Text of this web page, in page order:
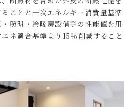
ことと一次エネルギー消費量基準
・照明・冷暖房設備等の性能値を用
ネ適合基準より15％削減すること